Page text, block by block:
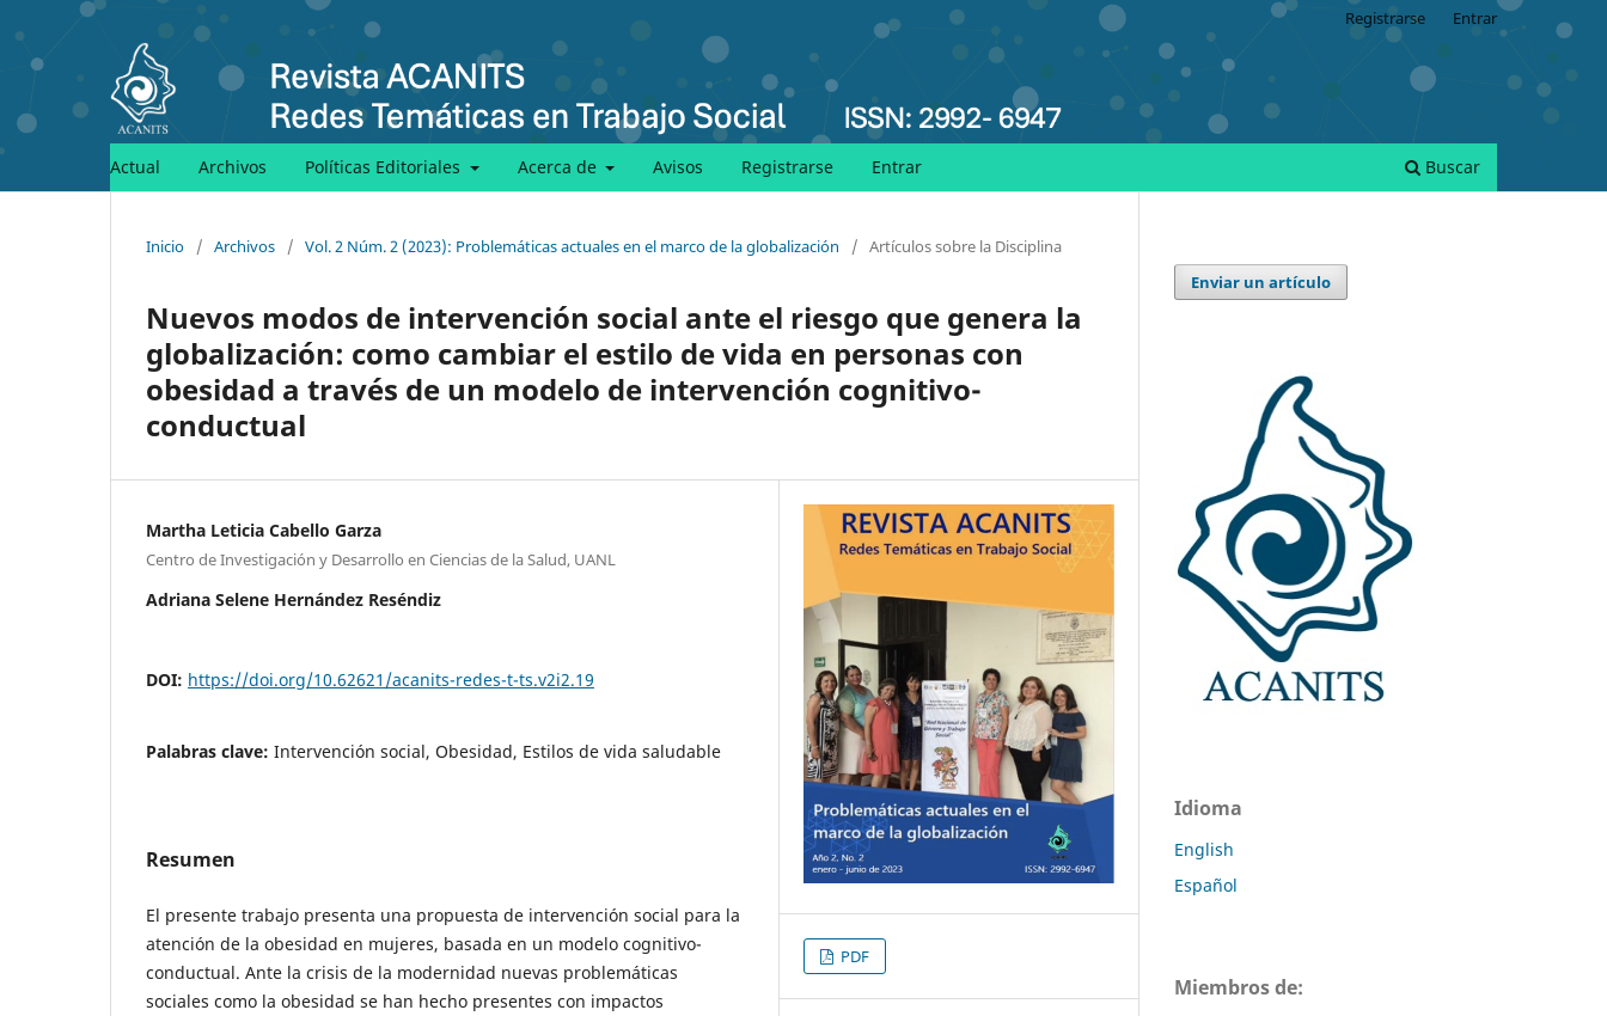
Actual Archivos Políticas Editoriales Acerca de Avisos Registrarse Entrar Buscar
Registrarse Entrar
Inicio / Archivos / Vol. 2 Núm. 2 (2023): Problemáticas actuales en el marco de la globalización / Artículos sobre la Disciplina
Nuevos modos de intervención social ante el riesgo que genera la
globalización: como cambiar el estilo de vida en personas con
obesidad a través de un modelo de intervención cognitivo-
conductual
Martha Leticia Cabello Garza
Centro de Investigación y Desarrollo en Ciencias de la Salud, UANL
Adriana Selene Hernández Reséndiz
DOI: https://doi.org/10.62621/acanits-redes-t-ts.v2i2.19
Palabras clave: Intervención social, Obesidad, Estilos de vida saludable
Resumen
El presente trabajo presenta una propuesta de intervención social para la
atención de la obesidad en mujeres, basada en un modelo cognitivo-
conductual. Ante la crisis de la modernidad nuevas problemáticas
sociales como la obesidad se han hecho presentes con impactos
PDF
Enviar un artículo
Idioma
English
Español
Miembros de: